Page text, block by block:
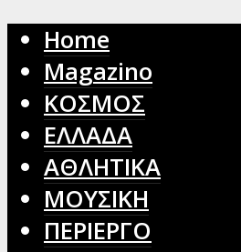
Home
Magazino
ΚΟΣΜΟΣ
ΕΛΛΑΔΑ
ΑΘΛΗΤΙΚΑ
ΜΟΥΣΙΚΗ
ΠΕΡΙΕΡΓΟ